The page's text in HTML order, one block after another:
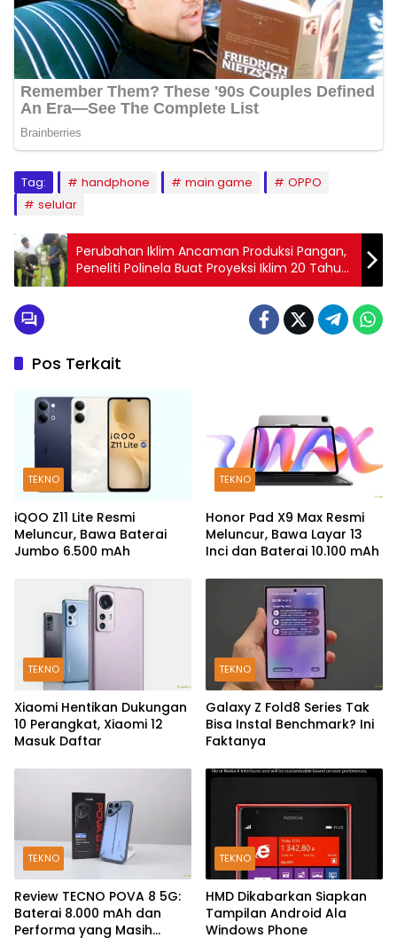
Tag: handphone main game
OPPO
selular
Perubahan Iklim Ancaman Produksi Pangan,
Peneliti Polinela Buat Proyeksi Iklim 20 Tahun
di Lampung Timur
Pos Terkait
TEKNO
iQOO Z11 Lite Resmi
Meluncur, Bawa Baterai
Jumbo 6.500 mAh
TEKNO
Honor Pad X9 Max Resmi
Meluncur, Bawa Layar 13
Inci dan Baterai 10.100 mAh
TEKNO
Xiaomi Hentikan Dukungan
10 Perangkat, Xiaomi 12
Masuk Daftar
TEKNO
Galaxy Z Fold8 Series Tak
Bisa Instal Benchmark? Ini
Faktanya
TEKNO
Review TECNO POVA 8 5G:
Baterai 8.000 mAh dan
Performa yang Masih
TEKNO
HMD Dikabarkan Siapkan
Tampilan Android Ala
Windows Phone